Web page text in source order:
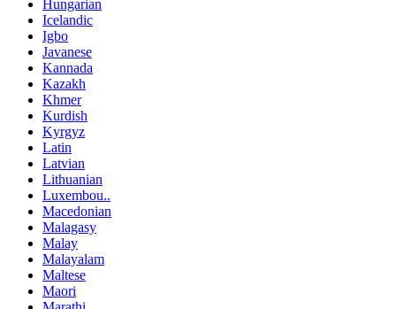
Hungarian
Icelandic
Igbo
Javanese
Kannada
Kazakh
Khmer
Kurdish
Kyrgyz
Latin
Latvian
Lithuanian
Luxembou..
Macedonian
Malagasy
Malay
Malayalam
Maltese
Maori